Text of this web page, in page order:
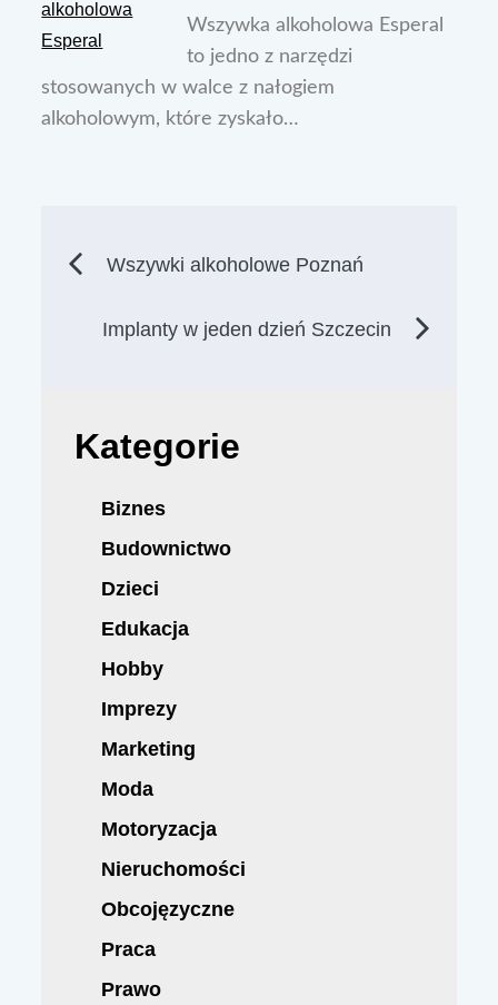
Wszywka alkoholowa Esperal
to jedno z narzędzi
stosowanych w walce z nałogiem
alkoholowym, które zyskało…
Nawigacja
wpisu
Wszywki alkoholowe Poznań
Implanty w jeden dzień Szczecin
Kategorie
Biznes
Budownictwo
Dzieci
Edukacja
Hobby
Imprezy
Marketing
Moda
Motoryzacja
Nieruchomości
Obcojęzyczne
Praca
Prawo